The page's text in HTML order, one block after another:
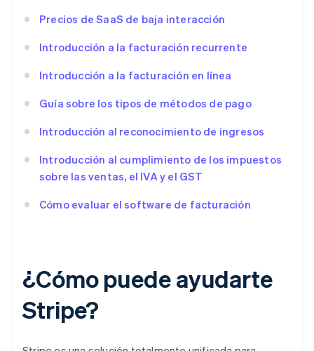
Precios de SaaS de baja interacción
Introducción a la facturación recurrente
Introducción a la facturación en línea
Guía sobre los tipos de métodos de pago
Introducción al reconocimiento de ingresos
Introducción al cumplimiento de los impuestos
sobre las ventas, el IVA y el GST
Cómo evaluar el software de facturación
¿Cómo puede ayudarte
Stripe?